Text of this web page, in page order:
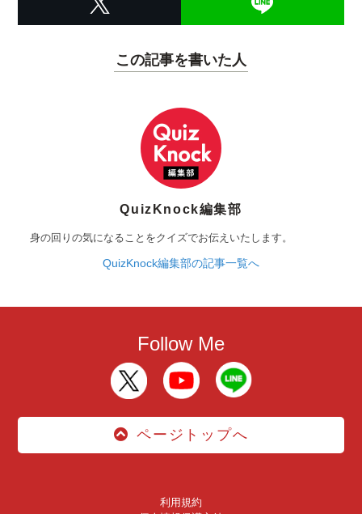
この記事を書いた人
QuizKnock編集部
身の回りの気になることをクイズでお伝えいたします。
QuizKnock編集部の記事一覧へ
Follow Me
ページトップへ
利用規約